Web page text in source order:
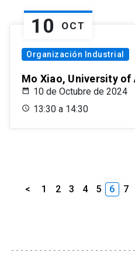
10 OCT
Organización Industrial
Mo Xiao, University of
10 de Octubre de 2024
13:30 a 14:30
< 1 2 3 4 5 6 7